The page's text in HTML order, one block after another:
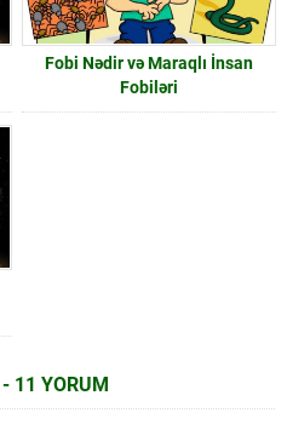
Fobi Nədir və Maraqlı İnsan
Fobiləri
11 YORUM